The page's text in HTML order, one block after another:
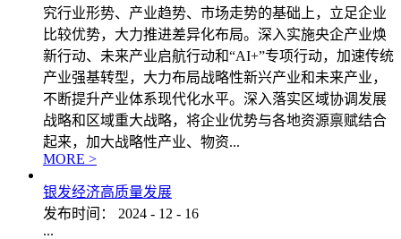
究行业形势、产业趋势、市场走势的基础上，立足企业
比较优势，大力推进差异化布局。深入实施央企产业焕
新行动、未来产业启航行动和“AI+”专项行动，加速传统
产业强基转型，大力布局战略性新兴产业和未来产业，
不断提升产业体系现代化水平。深入落实区域协调发展
战略和区域重大战略，将企业优势与各地资源禀赋结合
起来，加大战略性产业、物资...
MORE >
银发经济高质量发展
发布时间：
2024 - 12 - 16
...